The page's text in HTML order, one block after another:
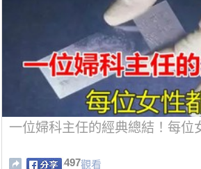
一位婦科主任的經典總結！每位
497觀看